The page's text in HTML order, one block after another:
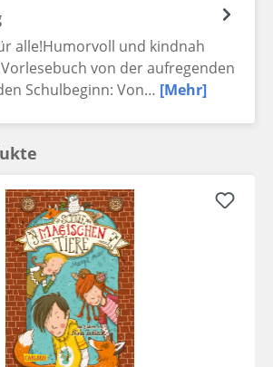
alle!Humorvoll und kindnah
von der aufregenden
Schulbeginn: Von… [Mehr]